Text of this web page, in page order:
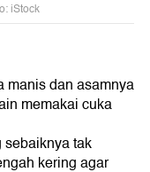
iStock
manis dan asamnya
memakai cuka
sebaiknya tak
kering agar